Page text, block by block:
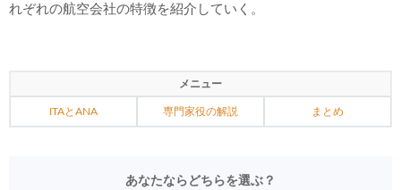
れぞれの航空会社の特徴を紹介していく。
メニュー
ITAとANA 専門家役の解説 まとめ
あなたならどちらを選ぶ？